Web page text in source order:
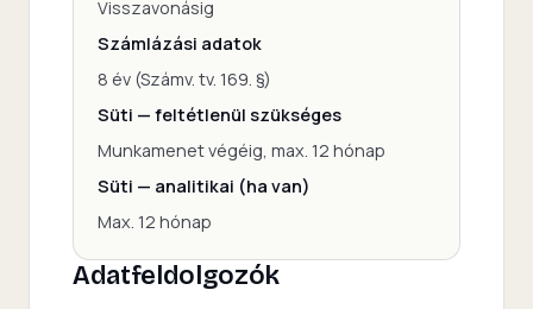
Visszavonásig
Számlázási adatok
8 év (Számv. tv. 169. §)
Süti — feltétlenül szükséges
Munkamenet végéig, max. 12 hónap
Süti — analitikai (ha van)
Max. 12 hónap
Adatfeldolgozók